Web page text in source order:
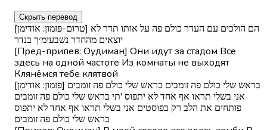
Скрыть перевод
[טרום-פזמון: אודימן] הם הולכים עם העדר כולם פה על אותו תדר לא
יוצאים מהחדר נשבעימ׳ך בנדר
[Пред-припев: Оудиман] Они идут за стадом Все
здесь на одной частоте Из комнаты не выходят
Клянёмся тебе клятвой
[פזמון: אודימן] בראש שלי כולם פה זומבים בראש שלי כולם פה זומבים
אני בשלי תראו אף אחד לא יתפוס 'תי בראש שלי כולם פה זומבים
פותחים את הלב רק בפוסטים אני בשלי תראו אף אחד לא יתפוס
בראש שלי כולם פה זומבים